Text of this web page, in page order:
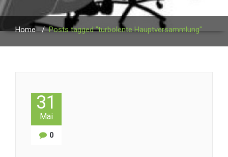
Home/Posts tagged "turbolente Hauptversammlung"
31
Mai
0